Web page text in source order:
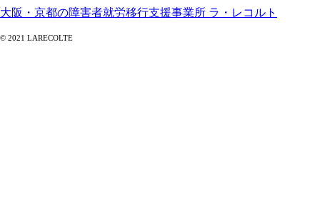
大阪・京都の障害者就労移行支援事業所 ラ・レコルト
© 2021 LARECOLTE